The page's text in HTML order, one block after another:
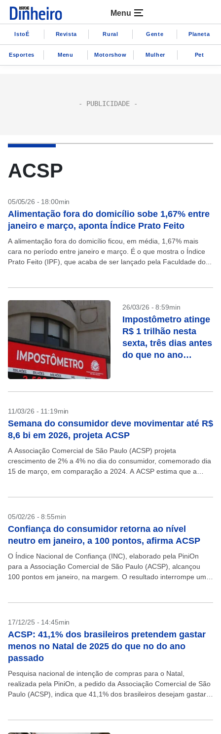
Menu
IstoÉ Revista Rural Gente Planeta
Esportes Menu Motorshow Mulher Pet
ACSP
05/05/26 - 18:00min
Alimentação fora do domicílio sobe 1,67% entre
janeiro e março, aponta Índice Prato Feito
A alimentação fora do domicílio ficou, em média, 1,67% mais
cara no período entre janeiro e março. É o que mostra o Índice
Prato Feito (IPF), que acaba de ser lançado pela Faculdade do...
26/03/26 - 8:59min
Impostômetro atinge
R$ 1 trilhão nesta
sexta, três dias antes
do que no ano
11/03/26 - 11:19min
Semana do consumidor deve movimentar até R$
8,6 bi em 2026, projeta ACSP
A Associação Comercial de São Paulo (ACSP) projeta
crescimento de 2% a 4% no dia do consumidor, comemorado dia
15 de março, em comparação a 2024. A ACSP estima que a
05/02/26 - 8:55min
Confiança do consumidor retorna ao nível
neutro em janeiro, a 100 pontos, afirma ACSP
O Índice Nacional de Confiança (INC), elaborado pela PiniOn
para a Associação Comercial de São Paulo (ACSP), alcançou
100 pontos em janeiro, na margem. O resultado interrompe uma
17/12/25 - 14:45min
ACSP: 41,1% dos brasileiros pretendem gastar
menos no Natal de 2025 do que no do ano
passado
Pesquisa nacional de intenção de compras para o Natal,
realizada pela PiniOn, a pedido da Associação Comercial de São
Paulo (ACSP), indica que 41,1% dos brasileiros desejam gastar